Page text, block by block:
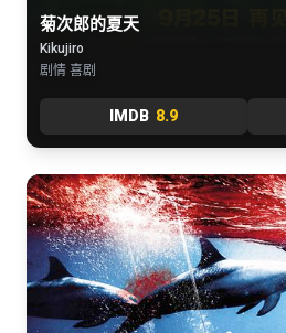
菊次郎的夏天
Kikujiro
剧情 喜剧
IMDB 8.9